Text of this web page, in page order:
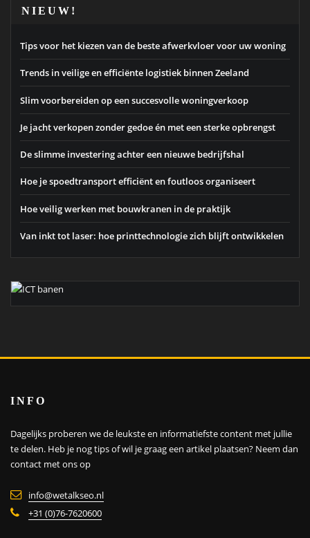
NIEUW!
Tips voor het kiezen van de beste afwerkvloer voor uw woning
Trends in veilige en efficiënte logistiek binnen Zeeland
Slim voorbereiden op een succesvolle woningverkoop
Je jacht verkopen zonder gedoe én met een sterke opbrengst
De slimme investering achter een nieuwe bedrijfshal
Hoe je spoedtransport efficiënt en foutloos organiseert
Hoe veilig werken met bouwkranen in de praktijk
Van inkt tot laser: hoe printtechnologie zich blijft ontwikkelen
INFO
Dagelijks proberen we de leukste en informatiefste content met jullie
te delen. Heb je nog tips of wil je graag een artikel plaatsen? Neem dan
contact met ons op
info@wetalkseo.nl
+31 (0)76-7620600